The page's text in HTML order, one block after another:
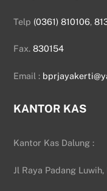
Telp (0361) 810106,
Fax.830154
Email :
KANTOR KAS
Kantor Kas Dalung :
Jl Raya Padang